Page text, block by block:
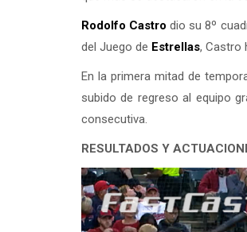
Rodolfo Castro dio su 8º
del Juego de Estrellas, Castro
En la primera mitad de
subido de regreso al equipo
consecutiva.
RESULTADOS Y